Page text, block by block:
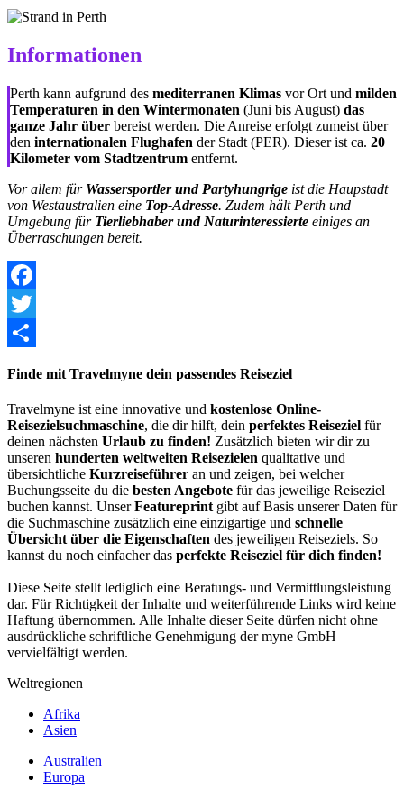
Informationen
Perth kann aufgrund des mediterranen Klimas vor Ort und milden
Temperaturen in den Wintermonaten (Juni bis August) das
ganze Jahr über bereist werden. Die Anreise erfolgt zumeist über
den internationalen Flughafen der Stadt (PER). Dieser ist ca. 20
Kilometer vom Stadtzentrum entfernt.
Vor allem für Wassersportler und Partyhungrige ist die Haupstadt
von Westaustralien eine Top-Adresse. Zudem hältPerth und
Umgebung für Tierliebhaber und Naturinteressierte einiges an
Überraschungen bereit.
Facebook
Twitter
Finde mit Travelmyne dein passendes Reiseziel
Travelmyne ist eine innovative und kostenlose Online-
Reisezielsuchmaschine, die dir hilft, dein perfektes Reiseziel für
deinen nächsten Urlaub zu finden! Zusätzlich bieten wir dir zu
unseren hunderten weltweiten Reisezielen qualitative und
übersichtliche Kurzreiseführer an und zeigen, bei welcher
Buchungsseite du die besten Angebote für das jeweilige Reiseziel
buchen kannst. UnserFeatureprintgibt auf Basis unserer Daten für
die Suchmaschine zusätzlich eine einzigartige und schnelle
Übersicht über die Eigenschaften des jeweiligen Reiseziels. So
kannst du noch einfacher das perfekte Reiseziel für dich finden!
Diese Seite stellt lediglich eine Beratungs- und Vermittlungsleistung
dar. Für Richtigkeit der Inhalte und weiterführende Links wird keine
Haftung übernommen. Alle Inhalte dieser Seite dürfen nicht ohne
ausdrückliche schriftliche Genehmigung der myne GmbH
vervielfältigt werden.
Weltregionen
Afrika
Asien
Australien
Europa